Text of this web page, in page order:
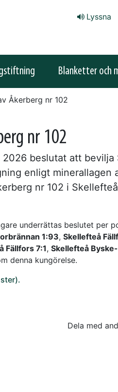
Lyssna
Blanketter och
Åkerberg nr 102
nr 102
beslutat att bevilja
enligt minerallagen
nr 102 i
underrättas beslutet per
1:93, Skellefteå
Fällfors 7:1, Skellefteå
denna kungörelse.
Dela med